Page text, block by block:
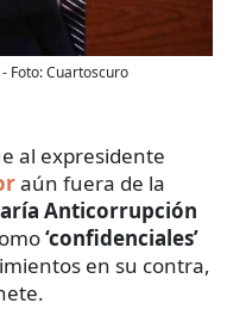
- Foto:Cuartoscuro
al expresidente
aún fuera de la
Anticorrupción
‘confidenciales’
en su contra,